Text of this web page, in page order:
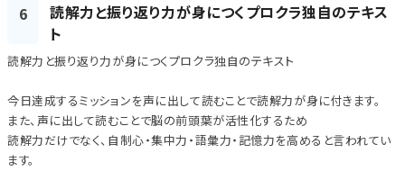
6
読解力と振り返り力が身につくプロクラ独自のテキス
ト
読解力と振り返り力が身につくプロクラ独自のテキスト
今日達成するミッションを声に出して読むことで読解力が身に付きます。
また、声に出して読むことで脳の前頭葉が活性化するため
読解力だけでなく、自制心・集中力・語彙力・記憶力を高めると言われてい
ます。